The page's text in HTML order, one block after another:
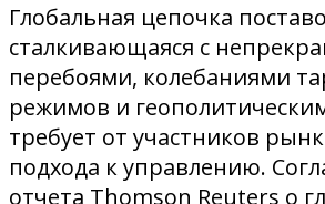
Глобальная цепочка
сталкивающаяся с
перебоями, колебаниями
режимов и
требует от участников
подхода к управлению.
отчета Thomson Reuters о